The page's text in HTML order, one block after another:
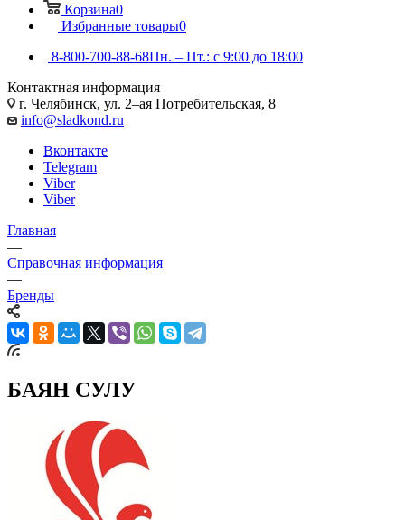
Корзина0
Избранные товары0
8-800-700-88-68Пн. – Пт.: с 9:00 до 18:00
Контактная информация
г. Челябинск, ул. 2–ая Потребительская, 8
info@sladkond.ru
Вконтакте
Telegram
Viber
Viber
Главная
—
Справочная информация
—
Бренды
БАЯН СУЛУ